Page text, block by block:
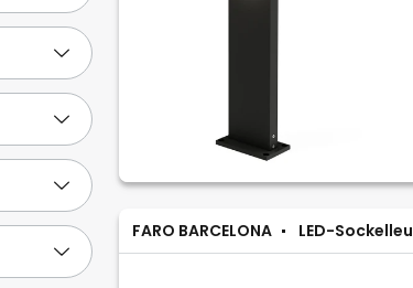
FARO BARCELONA LED-